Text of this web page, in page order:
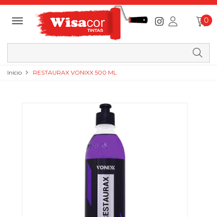
0
Início RESTAURAX VONIXX 500 ML